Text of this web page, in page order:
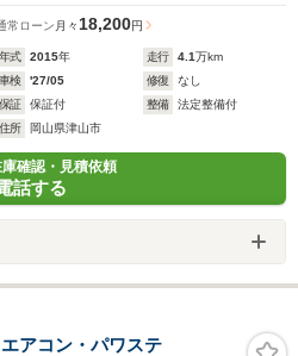
常ローン 月々 18,200円
年式 2015年 走行 4.1万km
車検
'27/05 修復
なし
保証
保証付 整備
法定整備付
住所
岡山県津山市
確認・見積依頼
話する
アコン・パワステ